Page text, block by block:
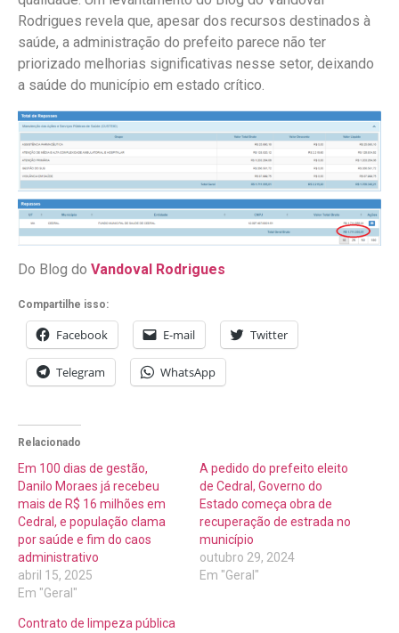
Rodrigues revela que, apesar dos recursos destinados à
saúde, a administração do prefeito parece não ter
priorizado melhorias significativas nesse setor, deixando
a saúde do município em estado crítico.
Do Blog do Vandoval Rodrigues
Compartilhe isso:
Facebook E-mail Twitter
Telegram WhatsApp
Relacionado
Em 100 dias de gestão,
Danilo Moraes já recebeu
mais de R$ 16 milhões em
Cedral, e população clama
por saúde e fim do caos
administrativo
abril 15, 2025
Em "Geral"
A pedido do prefeito eleito
de Cedral, Governo do
Estado começa obra de
recuperação de estrada no
município
outubro 29, 2024
Em "Geral"
Contrato de limpeza pública